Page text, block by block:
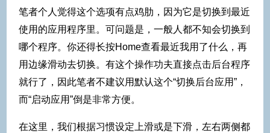
笔者个人觉得这个选项有点鸡肋，因为它是切换到最近
使用的应用程序里。可问题是，一般人都不知会切换到
哪个程序。你还得长按Home查看最近我用了什么，再
用边缘滑动去切换。有这个操作功夫直接点击后台程序
就行了，因此笔者不建议用默认这个“切换后台应用”，
而“启动应用”倒是非常方便。
在这里，我们根据习惯设定上滑或是下滑，左右两侧都